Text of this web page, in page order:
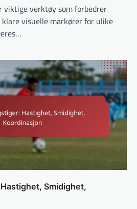
viktige verktøy som forbedrer
visuelle markører for ulike
Smidighet,